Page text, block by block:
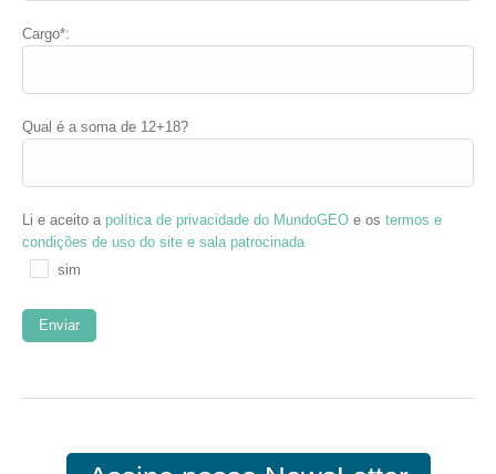
Cargo*:
Qual é a soma de 12+18?
Li e aceito a política de privacidade do MundoGEO e os termos e
condições de uso do site e sala patrocinada
sim